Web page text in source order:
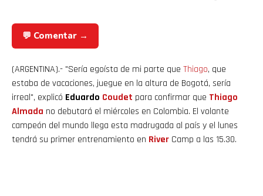
💬 Comentar →
(ARGENTINA).- "Sería egoísta de mi parte que Thiago, que
estaba de vacaciones, juegue en la altura de Bogotá, sería
irreal", explicó Eduardo Coudet para confirmar que Thiago
Almada no debutará el miércoles en Colombia. El volante
campeón del mundo llega esta madrugada al país y el lunes
tendrá su primer entrenamiento en River Camp a las 15.30.